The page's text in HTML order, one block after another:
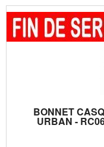
BONNET
URBAN -